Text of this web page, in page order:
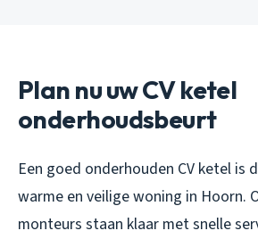
Plan nu uw CV ketel
onderhoudsbeurt
Een goed onderhouden CV ketel is
warme en veilige woning in Hoorn.
monteurs staan klaar met snelle